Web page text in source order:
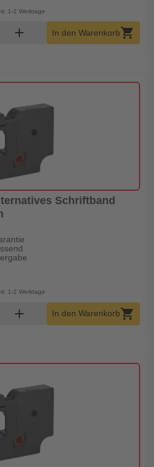
1-2 Werktage
Menge
add In den Warenkorbshopping_cart
Schriftband
1-2 Werktage
Menge
add In den Warenkorbshopping_cart